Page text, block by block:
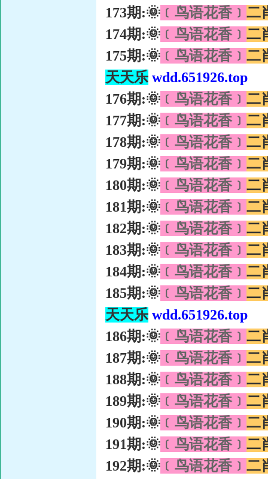
173期:🌞 ﹝鸟语花香﹞ 二
174期:🌞 ﹝鸟语花香﹞ 二
175期:🌞 ﹝鸟语花香﹞ 二
天天乐 wdd.651926.top
176期:🌞 ﹝鸟语花香﹞ 二
177期:🌞 ﹝鸟语花香﹞ 二
178期:🌞 ﹝鸟语花香﹞ 二
179期:🌞 ﹝鸟语花香﹞ 二
180期:🌞 ﹝鸟语花香﹞ 二
181期:🌞 ﹝鸟语花香﹞ 二
182期:🌞 ﹝鸟语花香﹞ 二
183期:🌞 ﹝鸟语花香﹞ 二
184期:🌞 ﹝鸟语花香﹞ 二
185期:🌞 ﹝鸟语花香﹞ 二
天天乐 wdd.651926.top
186期:🌞 ﹝鸟语花香﹞ 二
187期:🌞 ﹝鸟语花香﹞ 二
188期:🌞 ﹝鸟语花香﹞ 二
189期:🌞 ﹝鸟语花香﹞ 二
190期:🌞 ﹝鸟语花香﹞ 二
191期:🌞 ﹝鸟语花香﹞ 二
192期:🌞 ﹝鸟语花香﹞ 二